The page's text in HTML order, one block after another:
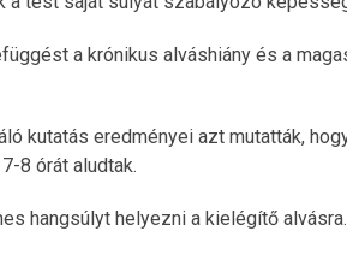
a krónikus alváshiány és a
kutatás eredményei azt mutatták,
8 órát aludtak.
hangsúlyt helyezni a kielégítő alvásra.